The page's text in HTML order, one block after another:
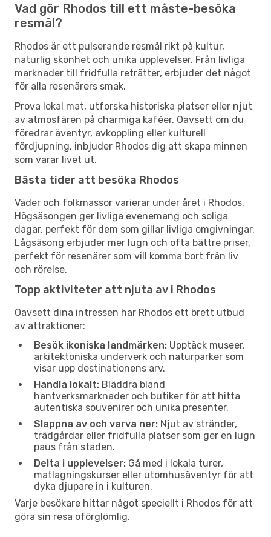
Vad gör Rhodos till ett måste-besöka
resmål?
Rhodos är ett pulserande resmål rikt på kultur,
naturlig skönhet och unika upplevelser. Från livliga
marknader till fridfulla reträtter, erbjuder det något
för alla resenärers smak.
Prova lokal mat, utforska historiska platser eller njut
av atmosfären på charmiga kaféer. Oavsett om du
föredrar äventyr, avkoppling eller kulturell
fördjupning, inbjuder Rhodos dig att skapa minnen
som varar livet ut.
Bästa tider att besöka Rhodos
Väder och folkmassor varierar under året i Rhodos.
Högsäsongen ger livliga evenemang och soliga
dagar, perfekt för dem som gillar livliga omgivningar.
Lågsäsong erbjuder mer lugn och ofta bättre priser,
perfekt för resenärer som vill komma bort från liv
och rörelse.
Topp aktiviteter att njuta av i Rhodos
Oavsett dina intressen har Rhodos ett brett utbud
av attraktioner:
Besök ikoniska landmärken: Upptäck museer,
arkitektoniska underverk och naturparker som
visar upp destinationens arv.
Handla lokalt: Bläddra bland
hantverksmarknader och butiker för att hitta
autentiska souvenirer och unika presenter.
Slappna av och varva ner: Njut av stränder,
trädgårdar eller fridfulla platser som ger en lugn
paus från staden.
Delta i upplevelser: Gå med i lokala turer,
matlagningskurser eller utomhusäventyr för att
dyka djupare in i kulturen.
Varje besökare hittar något speciellt i Rhodos för att
göra sin resa oförglömlig.